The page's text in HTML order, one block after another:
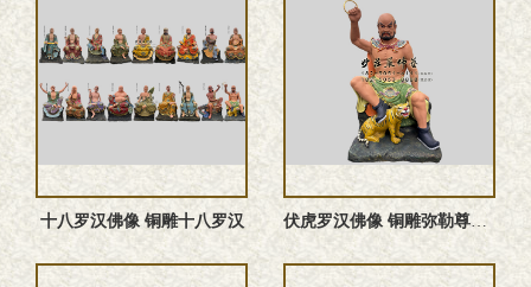
十八罗汉佛像 铜雕十八罗汉 伏虎罗汉佛像 铜雕弥勒尊者塑像